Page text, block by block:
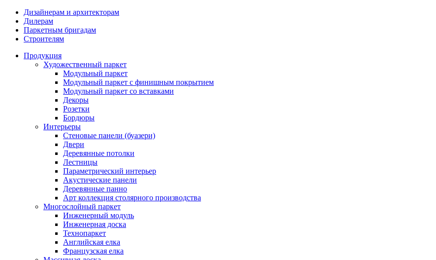
Дизайнерам и архитекторам
Дилерам
Паркетным бригадам
Строителям
Продукция
Художественный паркет
Модульный паркет
Модульный паркет с финишным покрытием
Модульный паркет со вставками
Декоры
Розетки
Бордюры
Интерьеры
Стеновые панели (буазери)
Двери
Деревянные потолки
Лестницы
Параметрический интерьер
Акустические панели
Деревянные панно
Арт коллекция столярного производства
Многослойный паркет
Инженерный модуль
Инженерная доска
Технопаркет
Английская елка
Французская елка